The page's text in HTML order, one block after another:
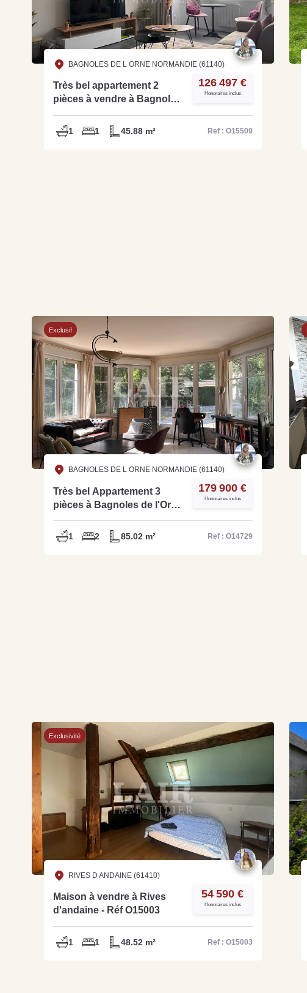
BAGNOLES DE L ORNE NORMANDIE (61140)
Très bel appartement 2
pièces à vendre à Bagnoles
- Ref O15509
126 497 €
Honoraires inclus
1 1 45.88 m² Ref : O15509
Exclusif
BAGNOLES DE L ORNE NORMANDIE (61140)
Très bel Appartement 3
pièces à Bagnoles de l'Orne
- Ref O13409
179 900 €
Honoraires inclus
1 2 85.02 m² Ref : O14729
Exclusivité
RIVES D ANDAINE (61410)
Maison à vendre à Rives
d'andaine - Réf O15003
54 590 €
Honoraires inclus
1 1 48.52 m² Ref : O15003